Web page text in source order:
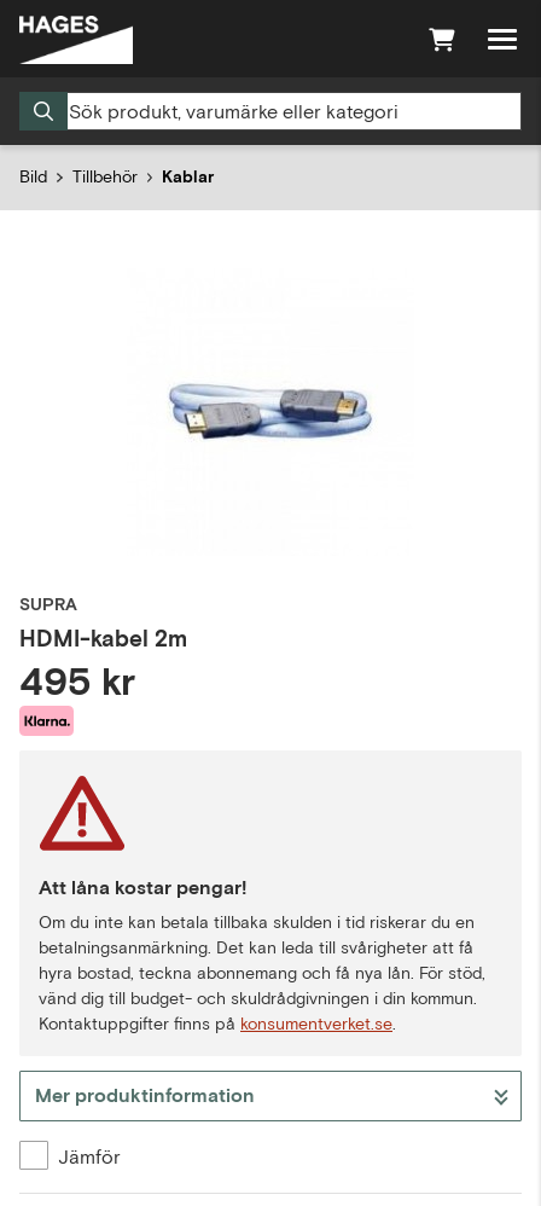
Bild Tillbehör Kablar
SUPRA
HDMI-kabel 2m
495 kr
Att låna kostar pengar!
Om du inte kan betala tillbaka skulden i tid riskerar du en
betalningsanmärkning. Det kan leda till svårigheter att få
hyra bostad, teckna abonnemang och få nya lån. För stöd,
vänd dig till budget- och skuldrådgivningen i din kommun.
Kontaktuppgifter finns på konsumentverket.se
Mer produktinformation
Jämför